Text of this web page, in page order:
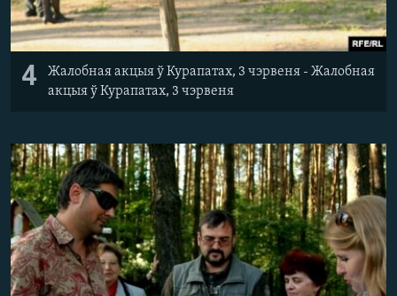
4
Жалобная акцыя ў Курапатах, 3 чэрвеня - Жалобная
акцыя ў Курапатах, 3 чэрвеня